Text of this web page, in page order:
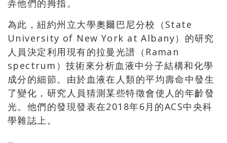
弄他們的拇指。
為此，紐約州立大學奧爾巴尼分校（State
University of New York at Albany）的研究
人員決定利用現有的拉曼光譜（Raman
spectrum）技術來分析血液中分子結構和化學
成分的細節。由於血液在人類的平均壽命中發生
了變化，研究人員猜測某些特徵會使人的年齡發
光。他們的發現發表在2018年6月的ACS中央科
學雜誌上。